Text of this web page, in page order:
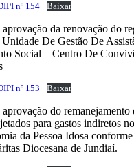
nº 154 Baixar
da renovação do
De Gestão De
Social – Centro De
nº 153 Baixar
do remanejamento
para gastos indiretos
da Pessoa Idosa
Diocesana de Jundiaí.